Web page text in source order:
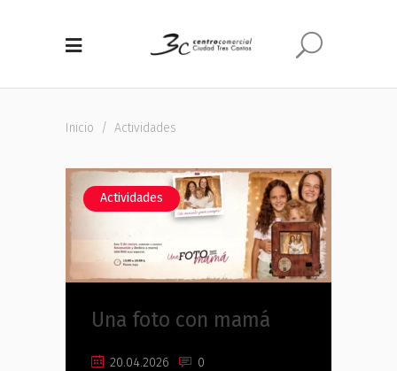
Inicio / Actividades
Actividades
Una foto con mamá
20.04.2026 0